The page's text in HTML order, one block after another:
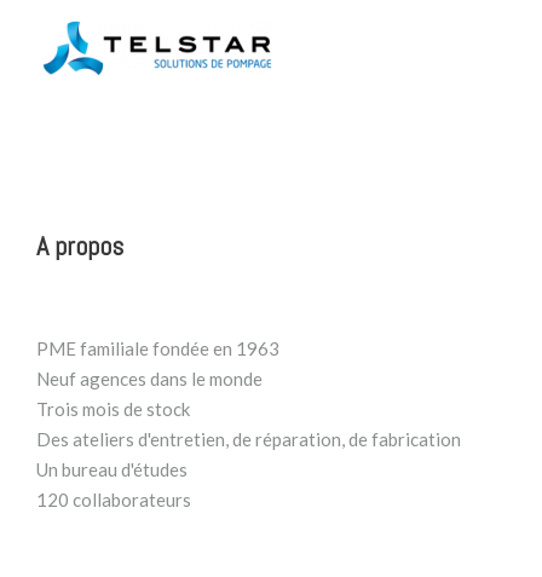
A propos
PME familiale fondée en 1963
Neuf agences dans le monde
Trois mois de stock
Des ateliers d'entretien, de réparation, de fabrication
Un bureau d'études
120 collaborateurs